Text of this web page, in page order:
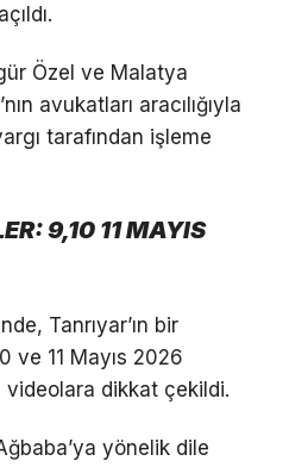
Özel ve Malatya
avukatları aracılığıyla
tarafından işleme
9,10 11 MAYIS
Tanrıyar’ın bir
ve 11 Mayıs 2026
videolara dikkat çekildi.
yönelik dile